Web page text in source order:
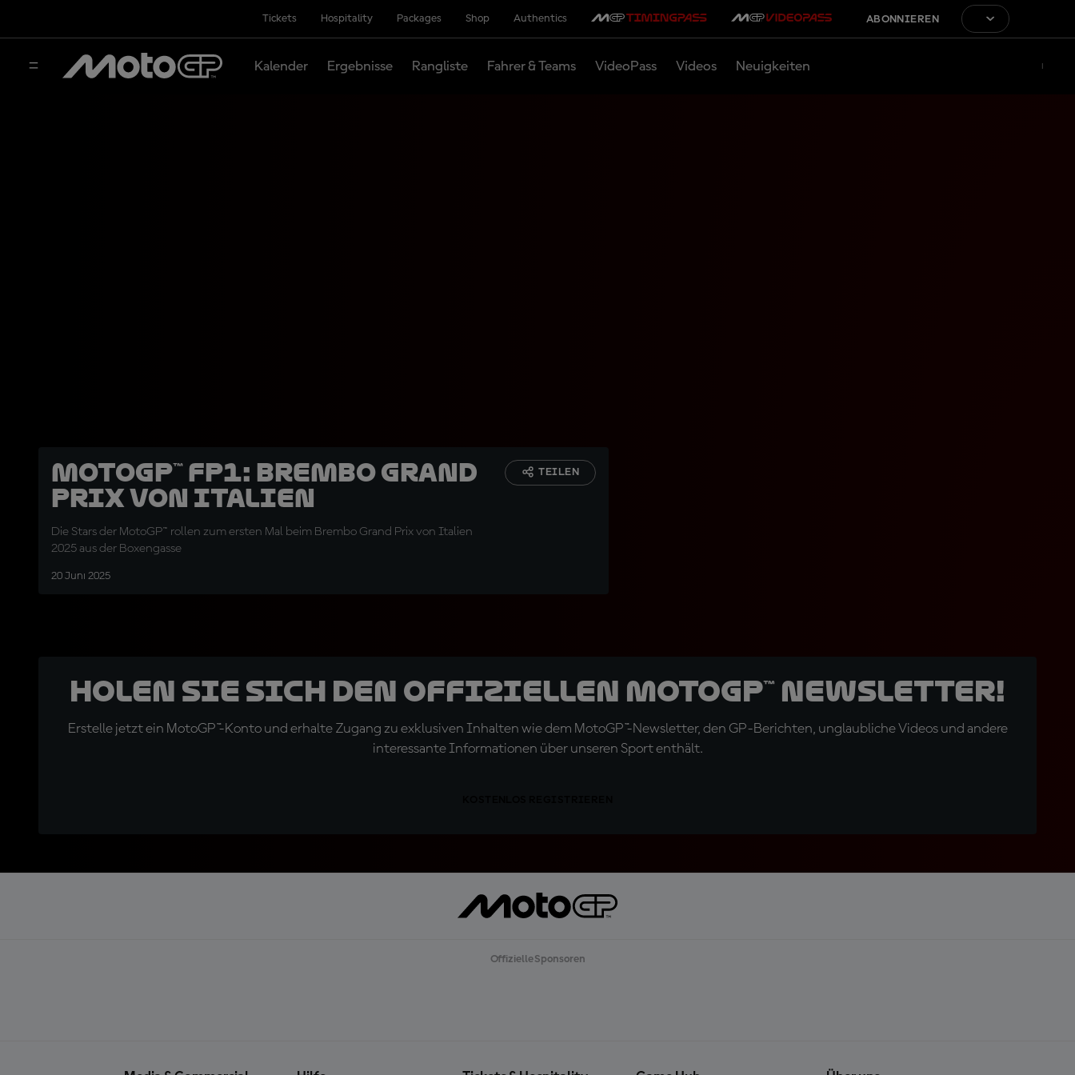
Tickets Hospitality Packages Shop Authentics ABONNIEREN
Kalender Ergebnisse Rangliste Fahrer & Teams VideoPass Videos Neuigkeiten
MotoGP™ FP1: Brembo Grand
Prix von Italien
Die Stars der MotoGP™ rollen zum ersten Mal beim Brembo Grand Prix von Italien
2025 aus der Boxengasse
20 Juni 2025
TEILEN
Holen Sie sich den offiziellen MotoGP™ Newsletter!
Erstelle jetzt ein MotoGP™-Konto und erhalte Zugang zu exklusiven Inhalten wie dem MotoGP™-Newsletter, den GP-Berichten, unglaubliche Videos und andere
interessante Informationen über unseren Sport enthält.
Offizielle Sponsoren